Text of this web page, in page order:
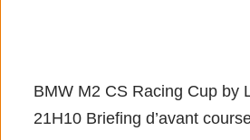
BMW M2 CS Racing Cup
21H10 Briefing d’avant